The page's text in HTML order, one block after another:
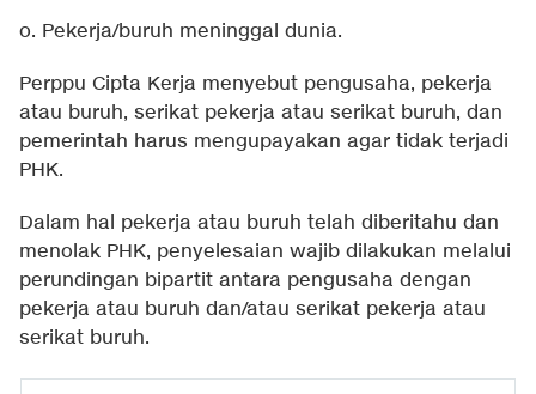
o. Pekerja/buruh meninggal dunia.
Perppu Cipta Kerja menyebut pengusaha, pekerja
atau buruh, serikat pekerja atau serikat buruh, dan
pemerintah harus mengupayakan agar tidak terjadi
PHK.
Dalam hal pekerja atau buruh telah diberitahu dan
menolak PHK, penyelesaian wajib dilakukan melalui
perundingan bipartit antara pengusaha dengan
pekerja atau buruh dan/atau serikat pekerja atau
serikat buruh.